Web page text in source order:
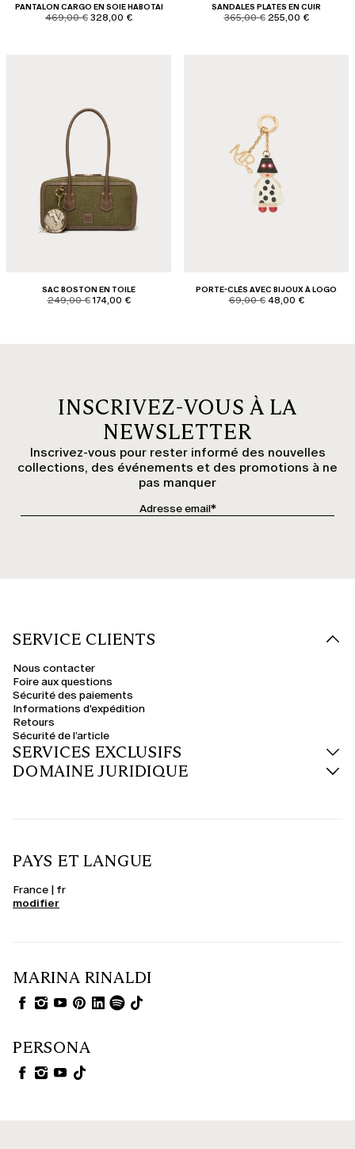
PANTALON CARGO EN SOIE HABOTAI
product.price.original
469,00 € product.price.sale
328,00 €
SANDALES PLATES EN CUIR
product.price.original
365,00 € product.price.sale
255,00 €
SAC BOSTON EN TOILE
product.price.original
249,00 €product.price.sale
174,00 €
PORTE-CLÉS AVEC BIJOUX À LOGO
product.price.original
69,00 € product.price.sale
48,00 €
INSCRIVEZ-VOUS À LA
NEWSLETTER
Inscrivez-vous pour rester informé des nouvelles
collections, des événements et des promotions à ne
pas manquer
SERVICE CLIENTS
Nous contacter
Foire aux questions
Sécurité des paiements
Informations d'expédition
Retours
Sécurité de l’article
SERVICES EXCLUSIFS
DOMAINE JURIDIQUE
PAYS ET LANGUE
France | fr
modifier
MARINA RINALDI
PERSONA